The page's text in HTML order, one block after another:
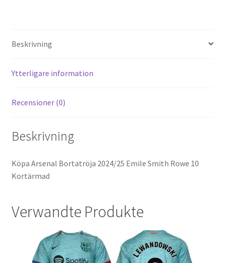
es
t
di
t
k
Beskrivning
Ytterligare information
Recensioner (0)
Beskrivning
Köpa Arsenal Bortatröja 2024/25 Emile Smith Rowe 10
Kortärmad
Verwandte Produkte